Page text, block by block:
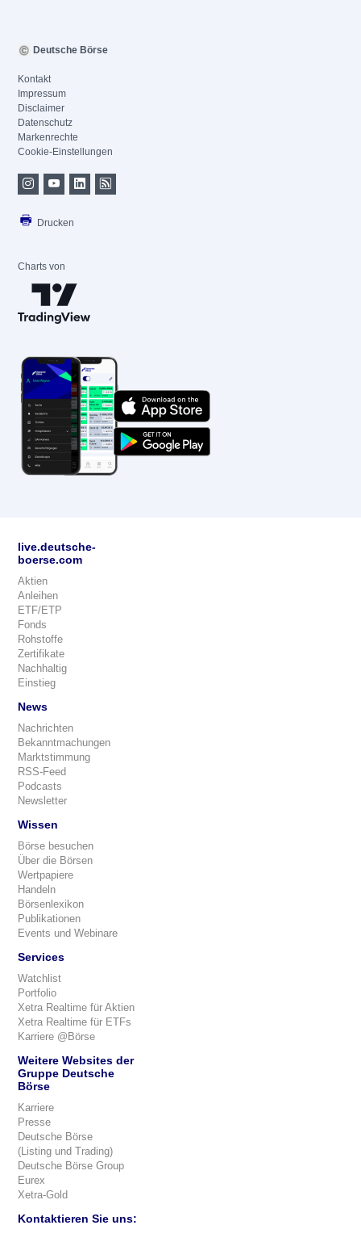
Deutsche Börse
Kontakt
Impressum
Disclaimer
Datenschutz
Markenrechte
Cookie-Einstellungen
Drucken
Charts von
live.deutsche-
boerse.com
Aktien
Anleihen
ETF/ETP
Fonds
Rohstoffe
Zertifikate
Nachhaltig
Einstieg
News
Nachrichten
Bekanntmachungen
Marktstimmung
RSS-Feed
Podcasts
Newsletter
Wissen
Börse besuchen
Über die Börsen
Wertpapiere
Handeln
Börsenlexikon
Publikationen
Events und Webinare
Services
Watchlist
Portfolio
Xetra Realtime für Aktien
Xetra Realtime für ETFs
Karriere @Börse
Weitere Websites der
Gruppe Deutsche
Börse
Karriere
Presse
Deutsche Börse
(Listing und Trading)
Deutsche Börse Group
Eurex
Xetra-Gold
Kontaktieren Sie uns: